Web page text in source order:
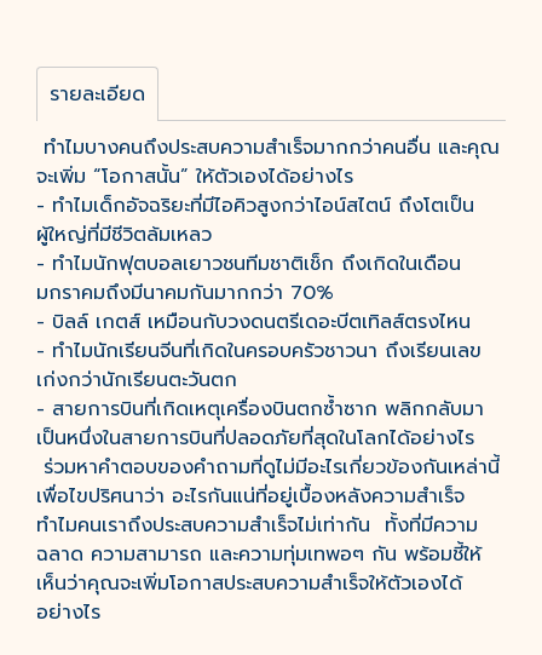
รายละเอียด
ทำไมบางคนถึงประสบความสำเร็จมากกว่าคนอื่น และคุณ
จะเพิ่ม “โอกาสนั้น” ให้ตัวเองได้อย่างไร
- ทำไมเด็กอัจฉริยะที่มีไอคิวสูงกว่าไอน์สไตน์ ถึงโตเป็น
ผู้ใหญ่ที่มีชีวิตล้มเหลว
- ทำไมนักฟุตบอลเยาวชนทีมชาติเช็ก ถึงเกิดในเดือน
มกราคมถึงมีนาคมกันมากกว่า 70%
- บิลล์ เกตส์ เหมือนกับวงดนตรีเดอะบีตเทิลส์ตรงไหน
- ทำไมนักเรียนจีนที่เกิดในครอบครัวชาวนา ถึงเรียนเลข
เก่งกว่านักเรียนตะวันตก
- สายการบินที่เกิดเหตุเครื่องบินตกซ้ำซาก พลิกกลับมา
เป็นหนึ่งในสายการบินที่ปลอดภัยที่สุดในโลกได้อย่างไร
ร่วมหาคำตอบของคำถามที่ดูไม่มีอะไรเกี่ยวข้องกันเหล่านี้
เพื่อไขปริศนาว่า อะไรกันแน่ที่อยู่เบื้องหลังความสำเร็จ
ทำไมคนเราถึงประสบความสำเร็จไม่เท่ากัน ทั้งที่มีความ
ฉลาด ความสามารถ และความทุ่มเทพอๆ กัน พร้อมชี้ให้
เห็นว่าคุณจะเพิ่มโอกาสประสบความสำเร็จให้ตัวเองได้
อย่างไร